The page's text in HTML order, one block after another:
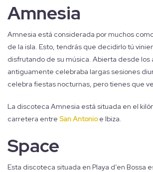
Amnesia
Amnesia está considerada por muchos
de la isla. Esto, tendrás que decidirlo tú
disfrutando de su música. Abierta desde los
antiguamente celebraba largas sesiones
celebra fiestas nocturnas, pero tienes que
La discoteca Amnesia está situada en el
carretera entre San Antonioe Ibiza.
Space
Esta discoteca situada en Playa d’en Bossa